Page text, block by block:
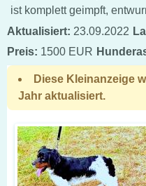
ist komplett geimpft,
Aktualisiert: 23.09.2022
Preis: 1500 EUR
Diese Kleinanzeige
Jahr aktualisiert.